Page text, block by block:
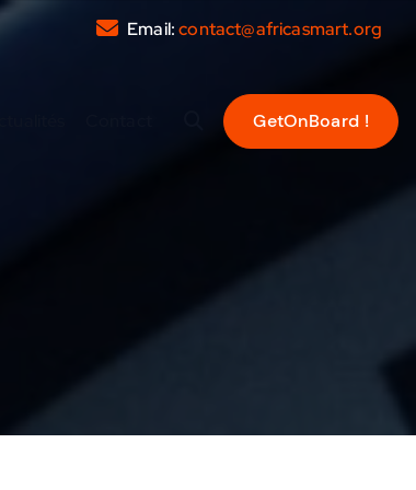
Email: contact@africasmart.org